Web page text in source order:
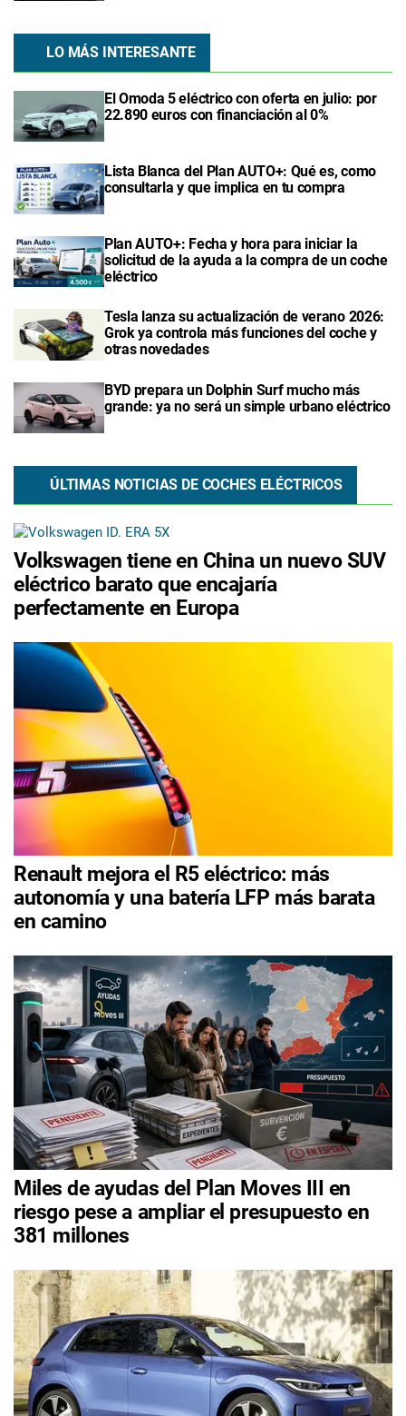
LO MÁS INTERESANTE
El Omoda 5 eléctrico con oferta en julio: por
22.890 euros con financiación al 0%
Lista Blanca del Plan AUTO+: Qué es, como
consultarla y que implica en tu compra
Plan AUTO+: Fecha y hora para iniciar la
solicitud de la ayuda a la compra de un coche
eléctrico
Tesla lanza su actualización de verano 2026:
Grok ya controla más funciones del coche y
otras novedades
BYD prepara un Dolphin Surf mucho más
grande: ya no será un simple urbano eléctrico
ÚLTIMAS NOTICIAS DE COCHES ELÉCTRICOS
Volkswagen tiene en China un nuevo SUV
eléctrico barato que encajaría
perfectamente en Europa
Renault mejora el R5 eléctrico: más
autonomía y una batería LFP más barata
en camino
Miles de ayudas del Plan Moves III en
riesgo pese a ampliar el presupuesto en
381 millones